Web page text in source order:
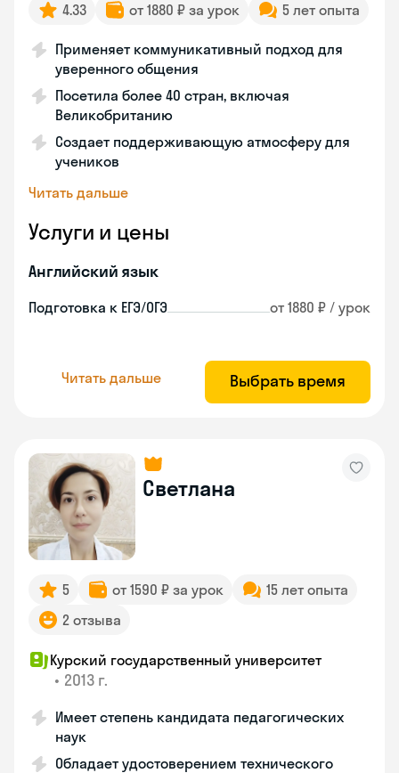
4.33 от 1880 ₽ за урок 5 лет опыта
Применяет коммуникативный подход для
уверенного общения
Посетила более 40 стран, включая
Великобританию
Создает поддерживающую атмосферу для
учеников
Читать дальше
Услуги и цены
Английский язык
Подготовка к ЕГЭ/ОГЭ от 1880 ₽ / урок
Читать дальше Выбрать время
Светлана
5 от 1590 ₽ за урок
15 лет опыта
2 отзыва
Курский государственный университет
• 2013 г.
Имеет степень кандидата педагогических
наук
Обладает удостоверением технического